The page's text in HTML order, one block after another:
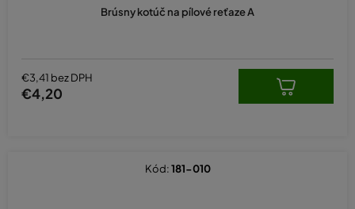
Brúsny kotúč na pílové reťaze A
€3,41 bez DPH
€4,20
Kód:181-010